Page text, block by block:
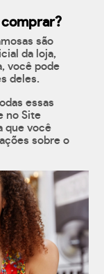
são
da loja,
você pode
deles.
essas
no Site
que você
sobre o